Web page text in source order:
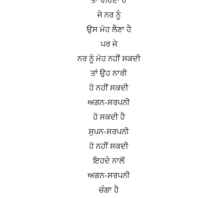
ਜੇ ਨਰ ਨੂੰ
ਉਸ ਮੋਹ ਲੈਣਾ ਹੈ
ਪਰ ਜੇ
ਨਰ ਨੂੰ ਮੋਹ ਨਹੀਂ ਸਕਦੀ
ਤਾਂ ਉਹ ਨਾਰੀ
ਹੋ ਨਹੀਂ ਸਕਦੀ
ਅਗਨ-ਸਰਪਨੀ
ਹੋ ਸਕਦੀ ਹੈ
ਸੁਪਨ-ਸਰਪਨੀ
ਹੋ ਨਹੀਂ ਸਕਦੀ
ਇਹਦੇ ਨਾਲੋਂ
ਅਗਨ-ਸਰਪਨੀ
ਚੰਗਾ ਹੈ